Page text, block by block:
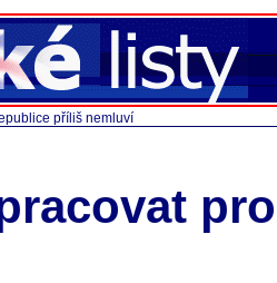
příliš nemluví